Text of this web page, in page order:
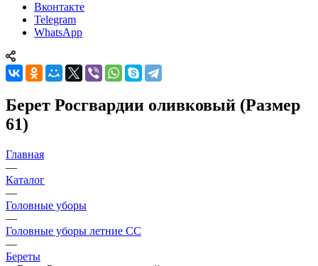
Вконтакте
Telegram
WhatsApp
Берет Росгвардии оливковый (Размер
61)
Главная
—
Каталог
—
Головные уборы
—
Головные уборы летние СС
—
Береты